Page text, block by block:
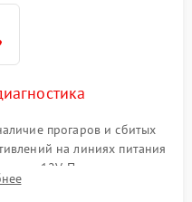
прогаров и сбитых
на линиях питания
12V. Проверка на
питания GPU и